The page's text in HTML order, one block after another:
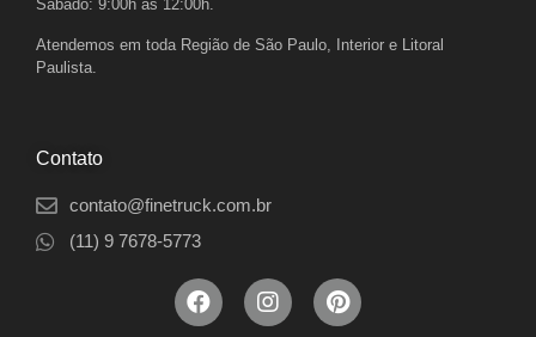
Sábado: 9:00h às 12:00h.
Atendemos em toda Região de São Paulo, Interior e Litoral
Paulista.
Contato
contato@finetruck.com.br
(11) 9 7678-5773